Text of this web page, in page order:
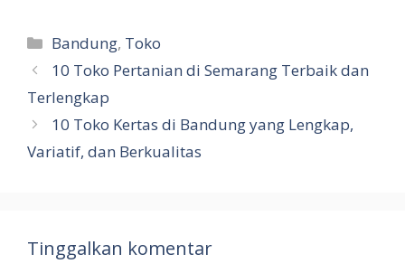
Kategori
Bandung, Toko
10 Toko Pertanian di Semarang Terbaik dan
Terlengkap
10 Toko Kertas di Bandung yang Lengkap,
Variatif, dan Berkualitas
Tinggalkan komentar